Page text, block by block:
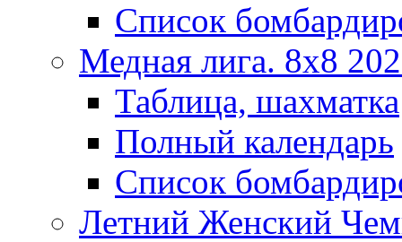
Список
Медная лига. 8x8
Таблица, шахматка
Полный календарь
Список
Летний Женский